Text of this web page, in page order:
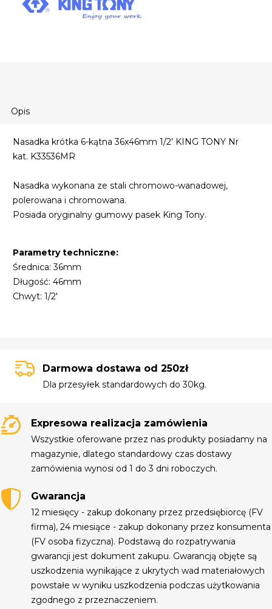
Opis
Nasadka krótka 6-kątna 36x46mm 1/2' KING TONY Nr
kat. K33536MR
Nasadka wykonana ze stali chromowo-wanadowej,
polerowana i chromowana.
Posiada oryginalny gumowy pasek King Tony.
Parametry techniczne:
Średnica: 36mm
Długość: 46mm
Chwyt: 1/2'
Darmowa dostawa od 250zł
Dla przesyłek standardowych do 30kg.
Expresowa realizacja zamówienia
Wszystkie oferowane przez nas produkty posiadamy na
magazynie, dlatego standardowy czas dostawy
zamówienia wynosi od 1 do 3 dni roboczych.
Gwarancja
12 miesięcy - zakup dokonany przez przedsiębiorcę (FV
firma), 24 miesiące - zakup dokonany przez konsumenta
(FV osoba fizyczna). Podstawą do rozpatrywania
gwarancji jest dokument zakupu. Gwarancją objęte są
uszkodzenia wynikające z ukrytych wad materiałowych
powstałe w wyniku uszkodzenia podczas użytkowania
zgodnego z przeznaczeniem.